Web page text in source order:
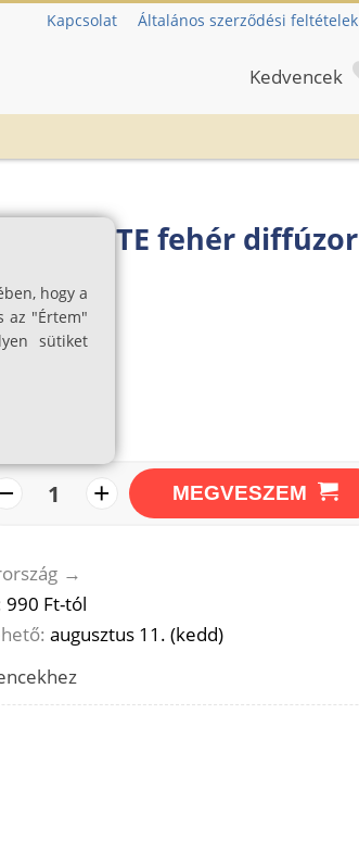
Kapcsolat Általános szerződési feltételek
Kedvencek
24 WHITE fehér diffúzor
− 1 + MEGVESZEM
→
990 Ft-tól
augusztus 11. (kedd)
hogy a
az "Értem"
sütiket